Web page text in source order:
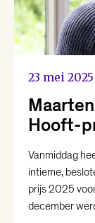
23 mei 2025
Hooft-
Vanmiddag
intieme,
prijs 2025
december